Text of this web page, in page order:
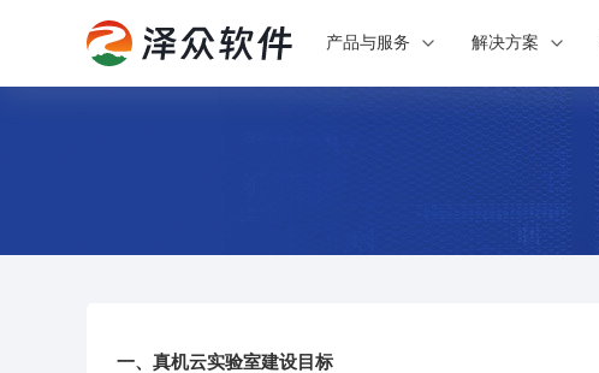
产品与服务 解决方案
一、真机云实验室建设目标